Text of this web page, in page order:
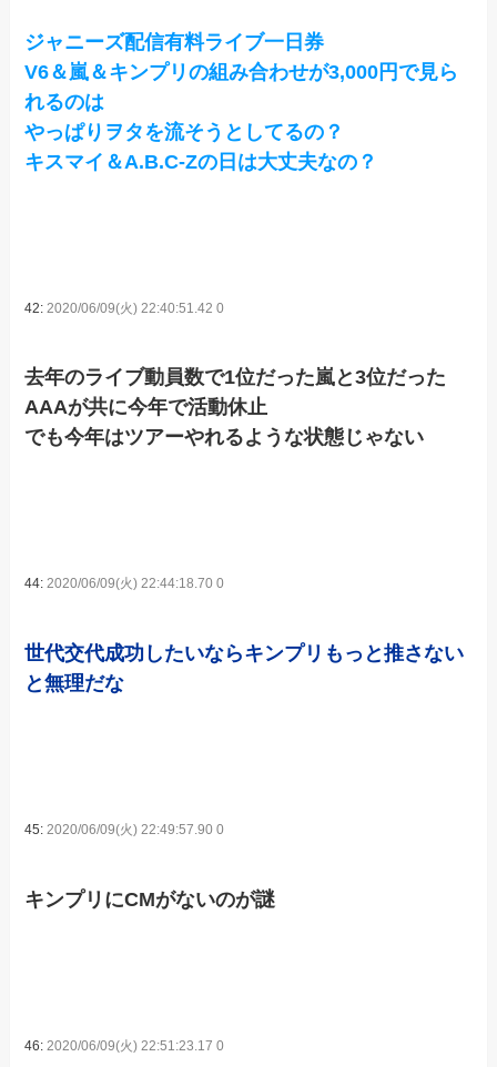
ジャニーズ配信有料ライブ一日券
V6＆嵐＆キンプリの組み合わせが3,000円で見ら
れるのは
やっぱりヲタを流そうとしてるの？
キスマイ＆A.B.C-Zの日は大丈夫なの？
42: 2020/06/09(火) 22:40:51.42 0
去年のライブ動員数で1位だった嵐と3位だった
AAAが共に今年で活動休止
でも今年はツアーやれるような状態じゃない
44:2020/06/09(火) 22:44:18.70 0
世代交代成功したいならキンプリもっと推さない
と無理だな
45:2020/06/09(火) 22:49:57.90 0
キンプリにCMがないのが謎
46: 2020/06/09(火) 22:51:23.17 0